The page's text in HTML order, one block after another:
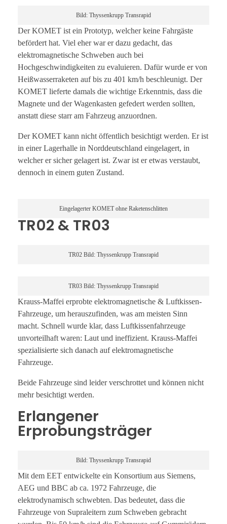
Bild: Thyssenkrupp Transrapid
Der KOMET ist ein Prototyp, welcher keine Fahrgäste
befördert hat. Viel eher war er dazu gedacht, das
elektromagnetische Schweben auch bei
Hochgeschwindigkeiten zu evaluieren. Dafür wurde er von
Heißwasserraketen auf bis zu 401 km/h beschleunigt. Der
KOMET lieferte damals die wichtige Erkenntnis, dass die
Magnete und der Wagenkasten gefedert werden sollten,
anstatt diese starr am Fahrzeug anzuordnen.
Der KOMET kann nicht öffentlich besichtigt werden. Er ist
in einer Lagerhalle in Norddeutschland eingelagert, in
welcher er sicher gelagert ist. Zwar ist er etwas verstaubt,
dennoch in einem guten Zustand.
Eingelagerter KOMET ohne Raketenschlitten
TR02 & TR03
TR02 Bild: Thyssenkrupp Transrapid
TR03 Bild: Thyssenkrupp Transrapid
Krauss-Maffei erprobte elektromagnetische & Luftkissen-
Fahrzeuge, um herauszufinden, was am meisten Sinn
macht. Schnell wurde klar, dass Luftkissenfahrzeuge
unvorteilhaft waren: Laut und ineffizient. Krauss-Maffei
spezialisierte sich danach auf elektromagnetische
Fahrzeuge.
Beide Fahrzeuge sind leider verschrottet und können nicht
mehr besichtigt werden.
Erlangener
Erprobungsträger
Bild: Thyssenkrupp Transrapid
Mit dem EET entwickelte ein Konsortium aus Siemens,
AEG und BBC ab ca. 1972 Fahrzeuge, die
elektrodynamisch schwebten. Das bedeutet, dass die
Fahrzeuge von Supraleitern zum Schweben gebracht